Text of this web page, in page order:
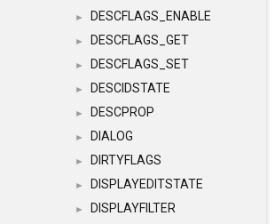
► DESCFLAGS_ENABLE
► DESCFLAGS_GET
► DESCFLAGS_SET
► DESCIDSTATE
► DESCPROP
► DIALOG
► DIRTYFLAGS
► DISPLAYEDITSTATE
► DISPLAYFILTER